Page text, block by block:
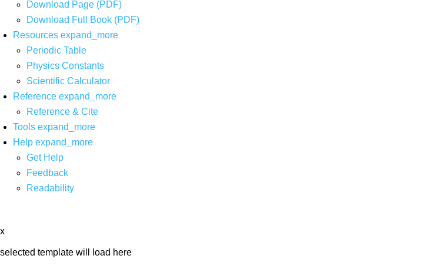
Download Page (PDF)
Download Full Book (PDF)
Resources expand_more
Periodic Table
Physics Constants
Scientific Calculator
Reference expand_more
Reference & Cite
Tools expand_more
Help expand_more
Get Help
Feedback
Readability
x
selected template will load here